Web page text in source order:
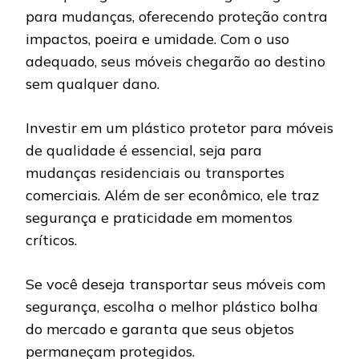
para mudanças, oferecendo proteção contra
impactos, poeira e umidade. Com o uso
adequado, seus móveis chegarão ao destino
sem qualquer dano.
Investir em um plástico protetor para móveis
de qualidade é essencial, seja para
mudanças residenciais ou transportes
comerciais. Além de ser econômico, ele traz
segurança e praticidade em momentos
críticos.
Se você deseja transportar seus móveis com
segurança, escolha o melhor plástico bolha
do mercado e garanta que seus objetos
permaneçam protegidos.